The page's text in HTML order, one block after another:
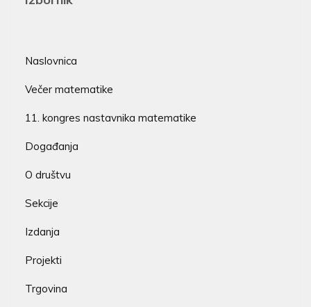
Naslovnica
Večer matematike
11. kongres nastavnika matematike
Događanja
O društvu
Sekcije
Izdanja
Projekti
Trgovina